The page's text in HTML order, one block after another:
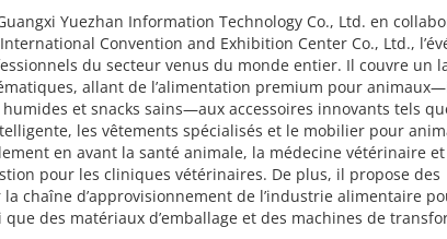
Yuezhan Information Technology Co., Ltd. en
Convention and Exhibition Center Co., Ltd.,
du secteur venus du monde entier. Il couvre un
allant de l’alimentation premium pour
et snacks sains—aux accessoires innovants tels
les vêtements spécialisés et le mobilier pour
en avant la santé animale, la médecine vétérinaire et
pour les cliniques vétérinaires. De plus, il propose des
chaîne d’approvisionnement de l’industrie alimentaire
des matériaux d’emballage et des machines de